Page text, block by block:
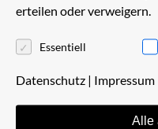
Stellenangebot als PDF:
Berufskraftfahrer -in
erteilen oder verweigern.
Essentiell
Datenschutz | Impressum
Alle